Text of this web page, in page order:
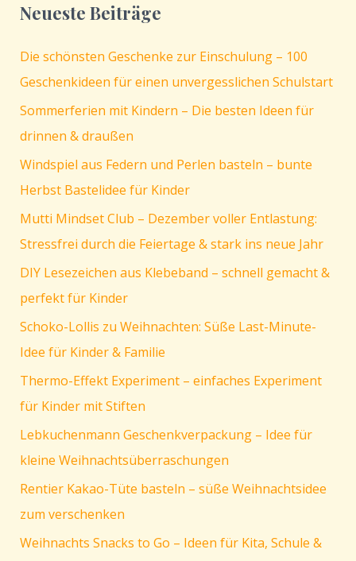
leuchtende
Lichter
Neueste Beiträge
Die schönsten Geschenke zur Einschulung – 100
Geschenkideen für einen unvergesslichen Schulstart
Sommerferien mit Kindern – Die besten Ideen für
drinnen & draußen
Windspiel aus Federn und Perlen basteln – bunte
Herbst Bastelidee für Kinder
Mutti Mindset Club – Dezember voller Entlastung:
Stressfrei durch die Feiertage & stark ins neue Jahr
DIY Lesezeichen aus Klebeband – schnell gemacht &
perfekt für Kinder
Schoko-Lollis zu Weihnachten: Süße Last-Minute-
Idee für Kinder & Familie
Thermo-Effekt Experiment – einfaches Experiment
für Kinder mit Stiften
Lebkuchenmann Geschenkverpackung – Idee für
kleine Weihnachtsüberraschungen
Rentier Kakao-Tüte basteln – süße Weihnachtsidee
zum verschenken
Weihnachts Snacks to Go – Ideen für Kita, Schule &